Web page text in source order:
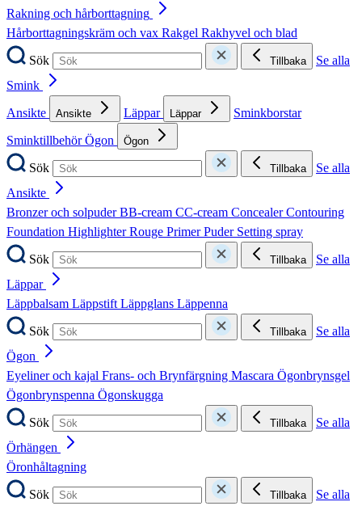
Rakning och hårborttagning
Hårborttagningskräm och vax Rakgel Rakhyvel och blad
Sök
Tillbaka
Se alla
Smink
Ansikte
Ansikte Läppar Läppar
Sminkborstar
SminktillbehörÖgon Ögon
Sök Tillbaka
Se alla
Ansikte
Bronzer och solpuderBB-cream CC-cream ConcealerContouring
Foundation HighlighterRouge PrimerPuder Setting spray
Sök
Tillbaka
Se alla
Läppar
Läppbalsam LäppstiftLäppglans Läppenna
Sök
Tillbaka
Se alla
Ögon
Eyeliner och kajal Frans- och Brynfärgning Mascara Ögonbrynsgel
Ögonbrynspenna Ögonskugga
Sök
Tillbaka
Se alla
Örhängen
Öronhåltagning
Sök
Tillbaka
Se alla